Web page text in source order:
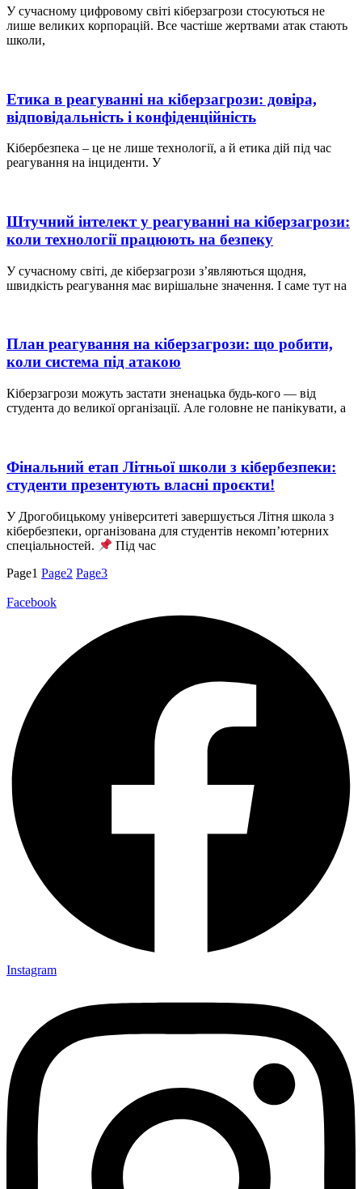
У сучасному цифровому світі кіберзагрози стосуються не
лише великих корпорацій. Все частіше жертвами атак стають
школи,
Етика в реагуванні на кіберзагрози: довіра,
відповідальність і конфіденційність
Кібербезпека – це не лише технології, а й етика дій під час
реагування на інциденти. У
Штучний інтелект у реагуванні на кіберзагрози:
коли технології працюють на безпеку
У сучасному світі, де кіберзагрози з’являються щодня,
швидкість реагування має вирішальне значення. І саме тут на
План реагування на кіберзагрози: що робити,
коли система під атакою
Кіберзагрози можуть застати зненацька будь-кого — від
студента до великої організації. Але головне не панікувати, а
Фінальний етап Літньої школи з кібербезпеки:
студенти презентують власні проєкти!
У Дрогобицькому університеті завершується Літня школа з
кібербезпеки, організована для студентів некомп’ютерних
спеціальностей.
Під час
Page1 Page2 Page3
Facebook
Instagram